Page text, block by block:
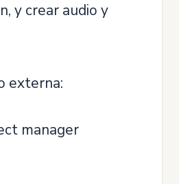
y crear audio y
externa:
manager